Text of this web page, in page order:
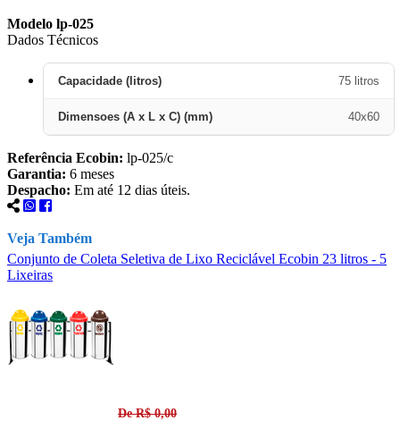
Modelo lp-025
Dados Técnicos
Capacidade (litros) 75 litros
Dimensoes (A x L x C) (mm) 40x60
Referência Ecobin: lp-025/c
Garantia: 6 meses
Despacho: Em até 12 dias úteis.
Veja Também
Conjunto de Coleta Seletiva de Lixo Reciclável Ecobin 23 litros - 5
Lixeiras
De R$ 0,00